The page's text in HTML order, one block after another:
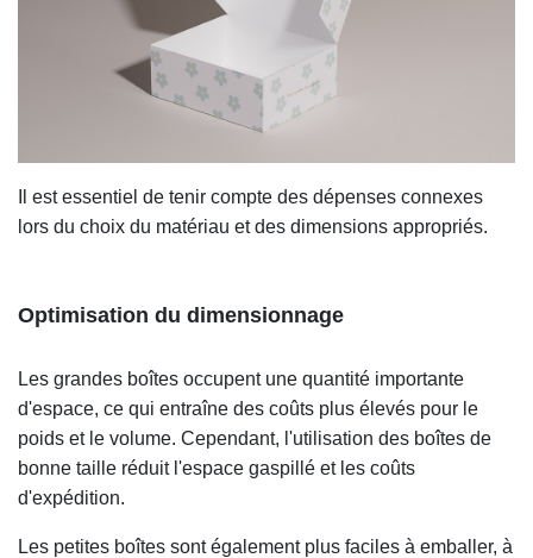
Il est essentiel de tenir compte des dépenses connexes
lors du choix du matériau et des dimensions appropriés.
Optimisation du dimensionnage
Les grandes boîtes occupent une quantité importante
d'espace, ce qui entraîne des coûts plus élevés pour le
poids et le volume. Cependant, l'utilisation des boîtes de
bonne taille réduit l'espace gaspillé et les coûts
d'expédition.
Les petites boîtes sont également plus faciles à emballer, à